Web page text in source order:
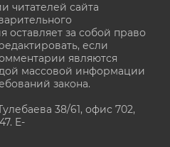
читателей сайта
оставляет за собой право
если
являются
массовой информации
закона.
38/61, офис 702,
E-